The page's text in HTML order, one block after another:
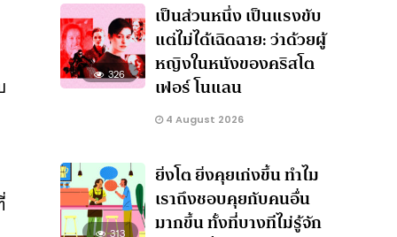
326
เป็นส่วนหนึ่ง เป็นแรงขับ
แต่ไม่ได้เฉิดฉาย: ว่าด้วยผู้
หญิงในหนังของคริสโต
เฟอร์ โนแลน
4 August 2026
313
ยิ่งโต ยิ่งคุยเก่งขึ้น ทำไม
เราถึงชอบคุยกับคนอื่น
มากขึ้น ทั้งที่บางทีไม่รู้จัก